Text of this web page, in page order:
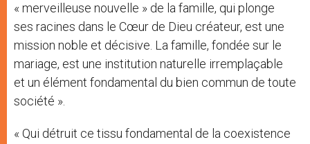
« merveilleuse nouvelle » de la famille, qui plonge
ses racines dans le Cœur de Dieu créateur, est une
mission noble et décisive. La famille, fondée sur le
mariage, est une institution naturelle irremplaçable
et un élément fondamental du bien commun de toute
société ».
« Qui détruit ce tissu fondamental de la coexistence